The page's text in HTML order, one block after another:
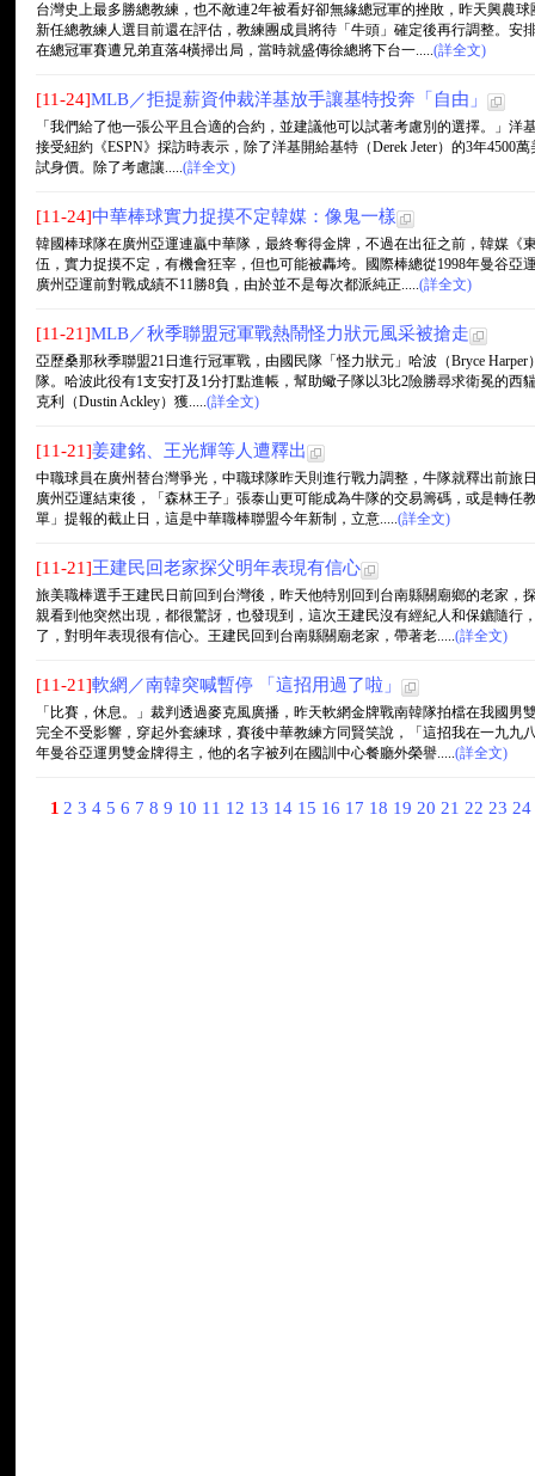
台灣史上最多勝總教練，也不敵連2年被看好卻無緣總冠軍的挫敗，昨天興農
新任總教練人選目前還在評估，教練團成員將待「牛頭」確定後再行調整。安
在總冠軍賽遭兄弟直落4橫掃出局，當時就盛傳徐總將下台一.....(詳全文)
[11-24]MLB／拒提薪資仲裁洋基放手讓基特投奔「自由」
「我們給了他一張公平且合適的合約，並建議他可以試著考慮別的選擇。」洋
接受紐約《ESPN》採訪時表示，除了洋基開給基特（Derek Jeter）的3年4500
試身價。除了考慮讓.....(詳全文)
[11-24]中華棒球實力捉摸不定韓媒：像鬼一樣
韓國棒球隊在廣州亞運連贏中華隊，最終奪得金牌，不過在出征之前，韓媒《
伍，實力捉摸不定，有機會狂宰，但也可能被轟垮。國際棒總從1998年曼谷亞
廣州亞運前對戰成績不11勝8負，由於並不是每次都派純正.....(詳全文)
[11-21]MLB／秋季聯盟冠軍戰熱鬧怪力狀元風采被搶走
亞歷桑那秋季聯盟21日進行冠軍戰，由國民隊「怪力狀元」哈波（Bryce
隊。哈波此役有1支安打及1分打點進帳，幫助蠍子隊以3比2險勝尋求衛冕的
克利（Dustin Ackley）獲.....(詳全文)
[11-21]姜建銘、王光輝等人遭釋出
中職球員在廣州替台灣爭光，中職球隊昨天則進行戰力調整，牛隊就釋出前旅
廣州亞運結束後，「森林王子」張泰山更可能成為牛隊的交易籌碼，或是轉任
單」提報的截止日，這是中華職棒聯盟今年新制，立意.....(詳全文)
[11-21]王建民回老家探父明年表現有信心
旅美職棒選手王建民日前回到台灣後，昨天他特別回到台南縣關廟鄉的老家，
親看到他突然出現，都很驚訝，也發現到，這次王建民沒有經紀人和保鑣隨行
了，對明年表現很有信心。王建民回到台南縣關廟老家，帶著老.....(詳全文)
[11-21]軟網／南韓突喊暫停 「這招用過了啦」
「比賽，休息。」裁判透過麥克風廣播，昨天軟網金牌戰南韓隊拍檔在我國
完全不受影響，穿起外套練球，賽後中華教練方同賢笑說，「這招我在一九九
年曼谷亞運男雙金牌得主，他的名字被列在國訓中心餐廳外榮譽.....(詳全文)
1 2 3 4 5 6 7 8 9 10 11 12 13 14 15 16 17 18 19 20 21 22 23 24